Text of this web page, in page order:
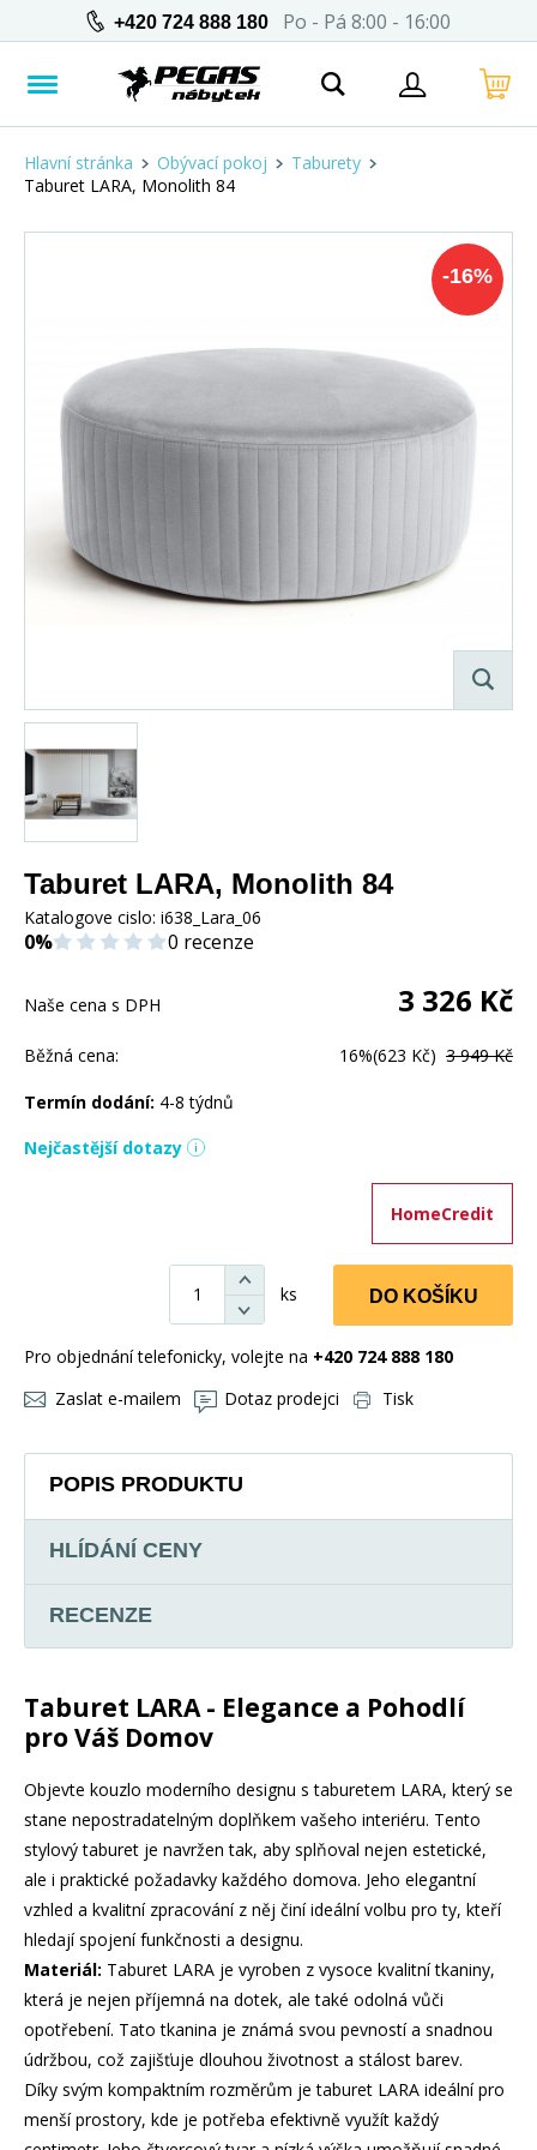
+420 724 888 180 Po - Pá 8:00 - 16:00
Hlavní stránka Obývací pokoj
Taburety
Taburet LARA, Monolith 84
-16%
Taburet LARA, Monolith 84
Katalogove cislo: i638_Lara_06
0% 0 recenze
Naše cena s DPH 3 326 Kč
Běžná cena: 16%(623 Kč) 3 949 Kč
Termín dodání: 4-8 týdnů
Nejčastější dotazy
HomeCredit
ks DO KOŠÍKU
Pro objednání telefonicky, volejte na +420 724 888 180
Zaslat e-mailem
Dotaz prodejci Tisk
POPIS PRODUKTU
HLÍDÁNÍ CENY
RECENZE
Taburet LARA - Elegance a Pohodlí
pro Váš Domov
Objevte kouzlo moderního designu s taburetem LARA, který se
stane nepostradatelným doplňkem vašeho interiéru. Tento
stylový taburet je navržen tak, aby splňoval nejen estetické,
ale i praktické požadavky každého domova. Jeho elegantní
vzhled a kvalitní zpracování z něj činí ideální volbu pro ty, kteří
hledají spojení funkčnosti a designu.
Materiál: Taburet LARA je vyroben z vysoce kvalitní tkaniny,
která je nejen příjemná na dotek, ale také odolná vůči
opotřebení. Tato tkanina je známá svou pevností a snadnou
údržbou, což zajišťuje dlouhou životnost a stálost barev.
Díky svým kompaktním rozměrům je taburet LARA ideální pro
menší prostory, kde je potřeba efektivně využít každý